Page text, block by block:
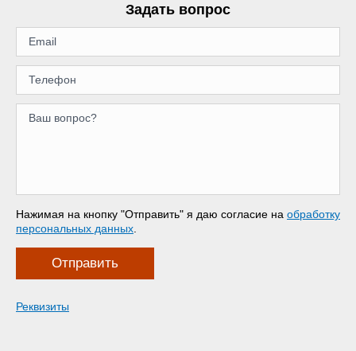
Задать вопрос
Нажимая на кнопку "Отправить" я даю согласие на обработку
персональных данных
Отправить
Реквизиты